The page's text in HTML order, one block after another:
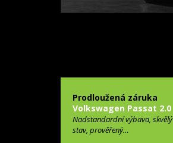
Prodloužená záruka
Volkswagen Passat 2.0
Nadstandardní výbava, skvělý
stav, prověřený…